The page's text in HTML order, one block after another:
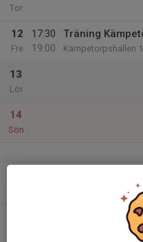
Tor
12
Fre
17:30
19:00
Träning
Kämpetorpshallen 1
13
Lör
14
Sön
Träning
Skärholmshallen